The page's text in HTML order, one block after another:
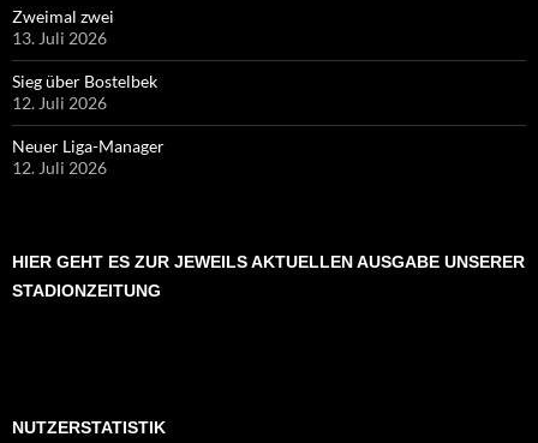
Zweimal zwei
13. Juli 2026
Sieg über Bostelbek
12. Juli 2026
Neuer Liga-Manager
12. Juli 2026
HIER GEHT ES ZUR JEWEILS AKTUELLEN AUSGABE UNSERER
STADIONZEITUNG
NUTZERSTATISTIK